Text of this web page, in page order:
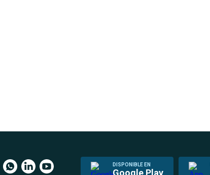
DISPONIBLE EN
Google Play